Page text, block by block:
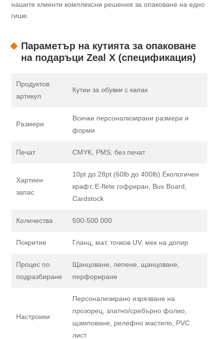
нашите клиенти комплексни решения за опаковане на едно
гише.
Параметър на кутията за опаковане
на подаръци Zeal X (спецификация)
Продуктов
артикул
Кутии за обувки с капак
Размери
Всички персонализирани размери и
форми
Печат CMYK, PMS, без печат
Хартиен
запас
10pt до 28pt (60lb до 400lb) Екологичен
крафт, E-flete гофриран, Bux Board,
Cardstock
Количества 500-500 000
Покритие Гланц, мат, точков UV, мек на допир
Процес по
подразбиране
Щанцоване, лепене, щанцоване,
перфориране
Настроики
Персонализирано изрязване на
прозорец, златно/сребърно фолио,
щамповане, релефно мастило, PVC
лист